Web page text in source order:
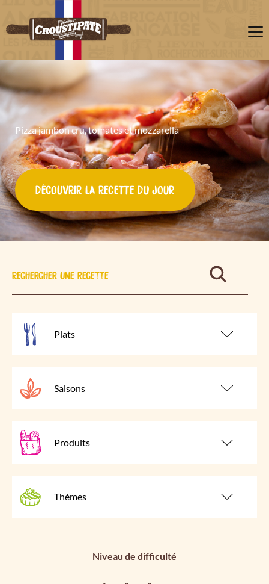
Pizza jambon cru, tomates et mozzarella
DÉCOUVRIR LA RECETTE DU JOUR
Niveau de difficulté